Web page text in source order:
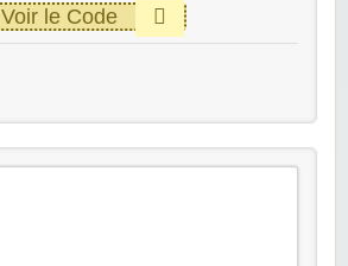
Voir le Code